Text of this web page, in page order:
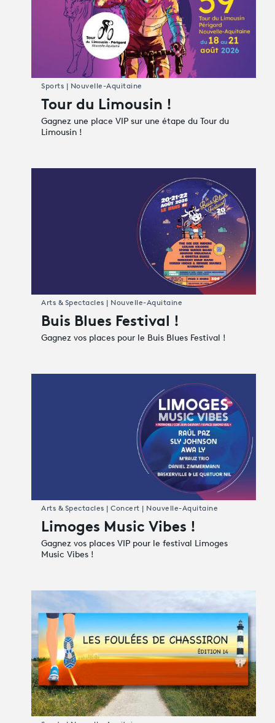
Tour du Limousin !
Gagnez une place VIP sur une étape du Tour du
Limousin !
Sports | Nouvelle-Aquitaine
Buis Blues Festival !
Gagnez vos places pour le Buis Blues Festival !
Arts & Spectacles | Nouvelle-Aquitaine
Limoges Music Vibes !
Gagnez vos places VIP pour le festival Limoges
Music Vibes !
Arts & Spectacles | Concert | Nouvelle-Aquitaine